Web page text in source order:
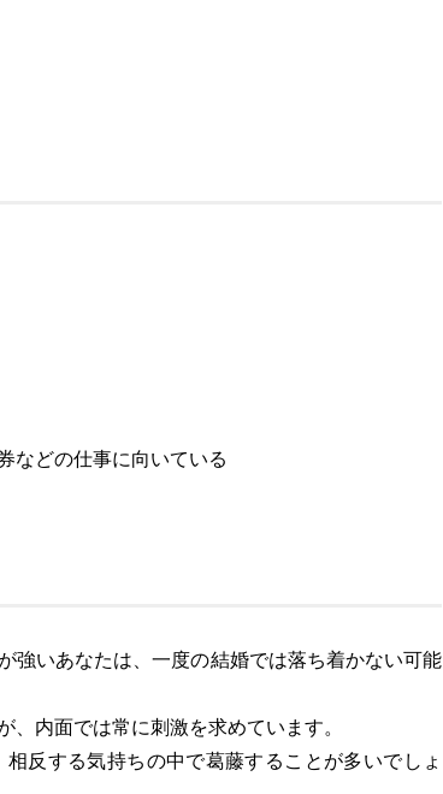
などの仕事に向いている
強いあなたは、一度の結婚では落ち着かない可能
内面では常に刺激を求めています。
反する気持ちの中で葛藤することが多いでしょ